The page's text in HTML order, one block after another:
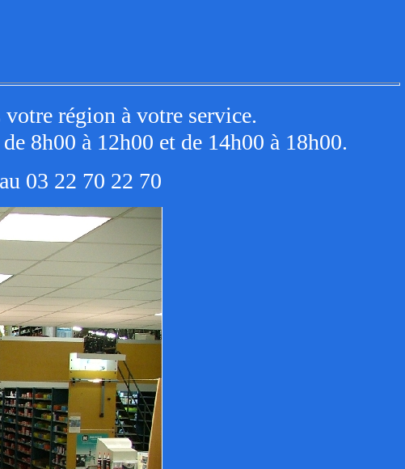
région à votre service.
8h00 à 12h00 et de 14h00 à 18h00.
03 22 70 22 70